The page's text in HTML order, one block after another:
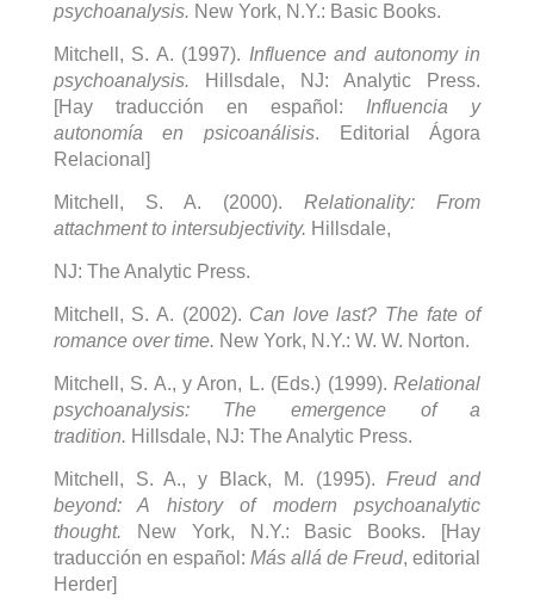
psychoanalysis. New York, N.Y.: Basic Books.
Mitchell, S. A. (1997). Influence and autonomy in
psychoanalysis.
Hillsdale, NJ: Analytic Press.
[Hay traducción en español: Influencia y
autonomía en psicoanálisis.
Editorial Ágora
Relacional]
Mitchell, S. A. (2000).Relationality: From
attachment to intersubjectivity. Hillsdale,
NJ: The Analytic Press.
Mitchell, S. A. (2002). Can love last? The fate of
romance over time. New York, N.Y.: W. W. Norton.
Mitchell, S. A., y Aron, L. (Eds.) (1999).Relational
psychoanalysis: The emergence of a
tradition. Hillsdale, NJ: The Analytic Press.
Mitchell, S. A., y Black, M. (1995).Freud and
beyond: A history of modern psychoanalytic
thought.
New York, N.Y.: Basic Books. [Hay
traducción en español: Más allá de Freud, editorial
Herder]